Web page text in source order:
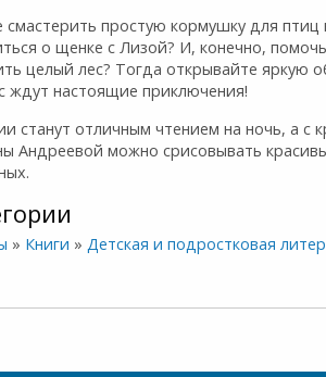
смастерить простую кормушку для птиц
о щенке с Лизой? И, конечно,
целый лес? Тогда открывайте яркую
ждут настоящие приключения!
станут отличным чтением на ночь, а с
Андреевой можно срисовывать
» Книги »Детская и подростковая